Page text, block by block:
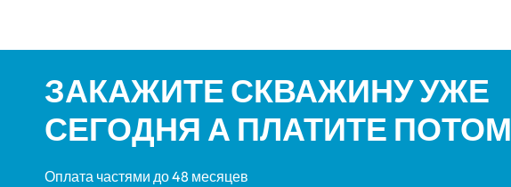
ЗАКАЖИТЕ СКВАЖИНУ УЖЕ
СЕГОДНЯ А ПЛАТИТЕ ПОТОМ
Оплата частями до 48 месяцев